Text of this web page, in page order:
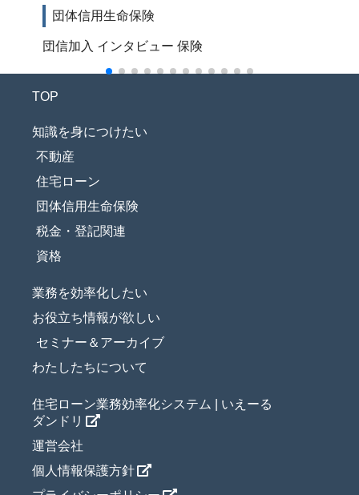
団体信用生命保険
団信加入 インタビュー 保険
TOP
知識を身につけたい
不動産
住宅ローン
団体信用生命保険
税金・登記関連
資格
業務を効率化したい
お役立ち情報が欲しい
セミナー＆アーカイブ
わたしたちについて
住宅ローン業務効率化システム | いえーる
ダンドリ
運営会社
個人情報保護方針